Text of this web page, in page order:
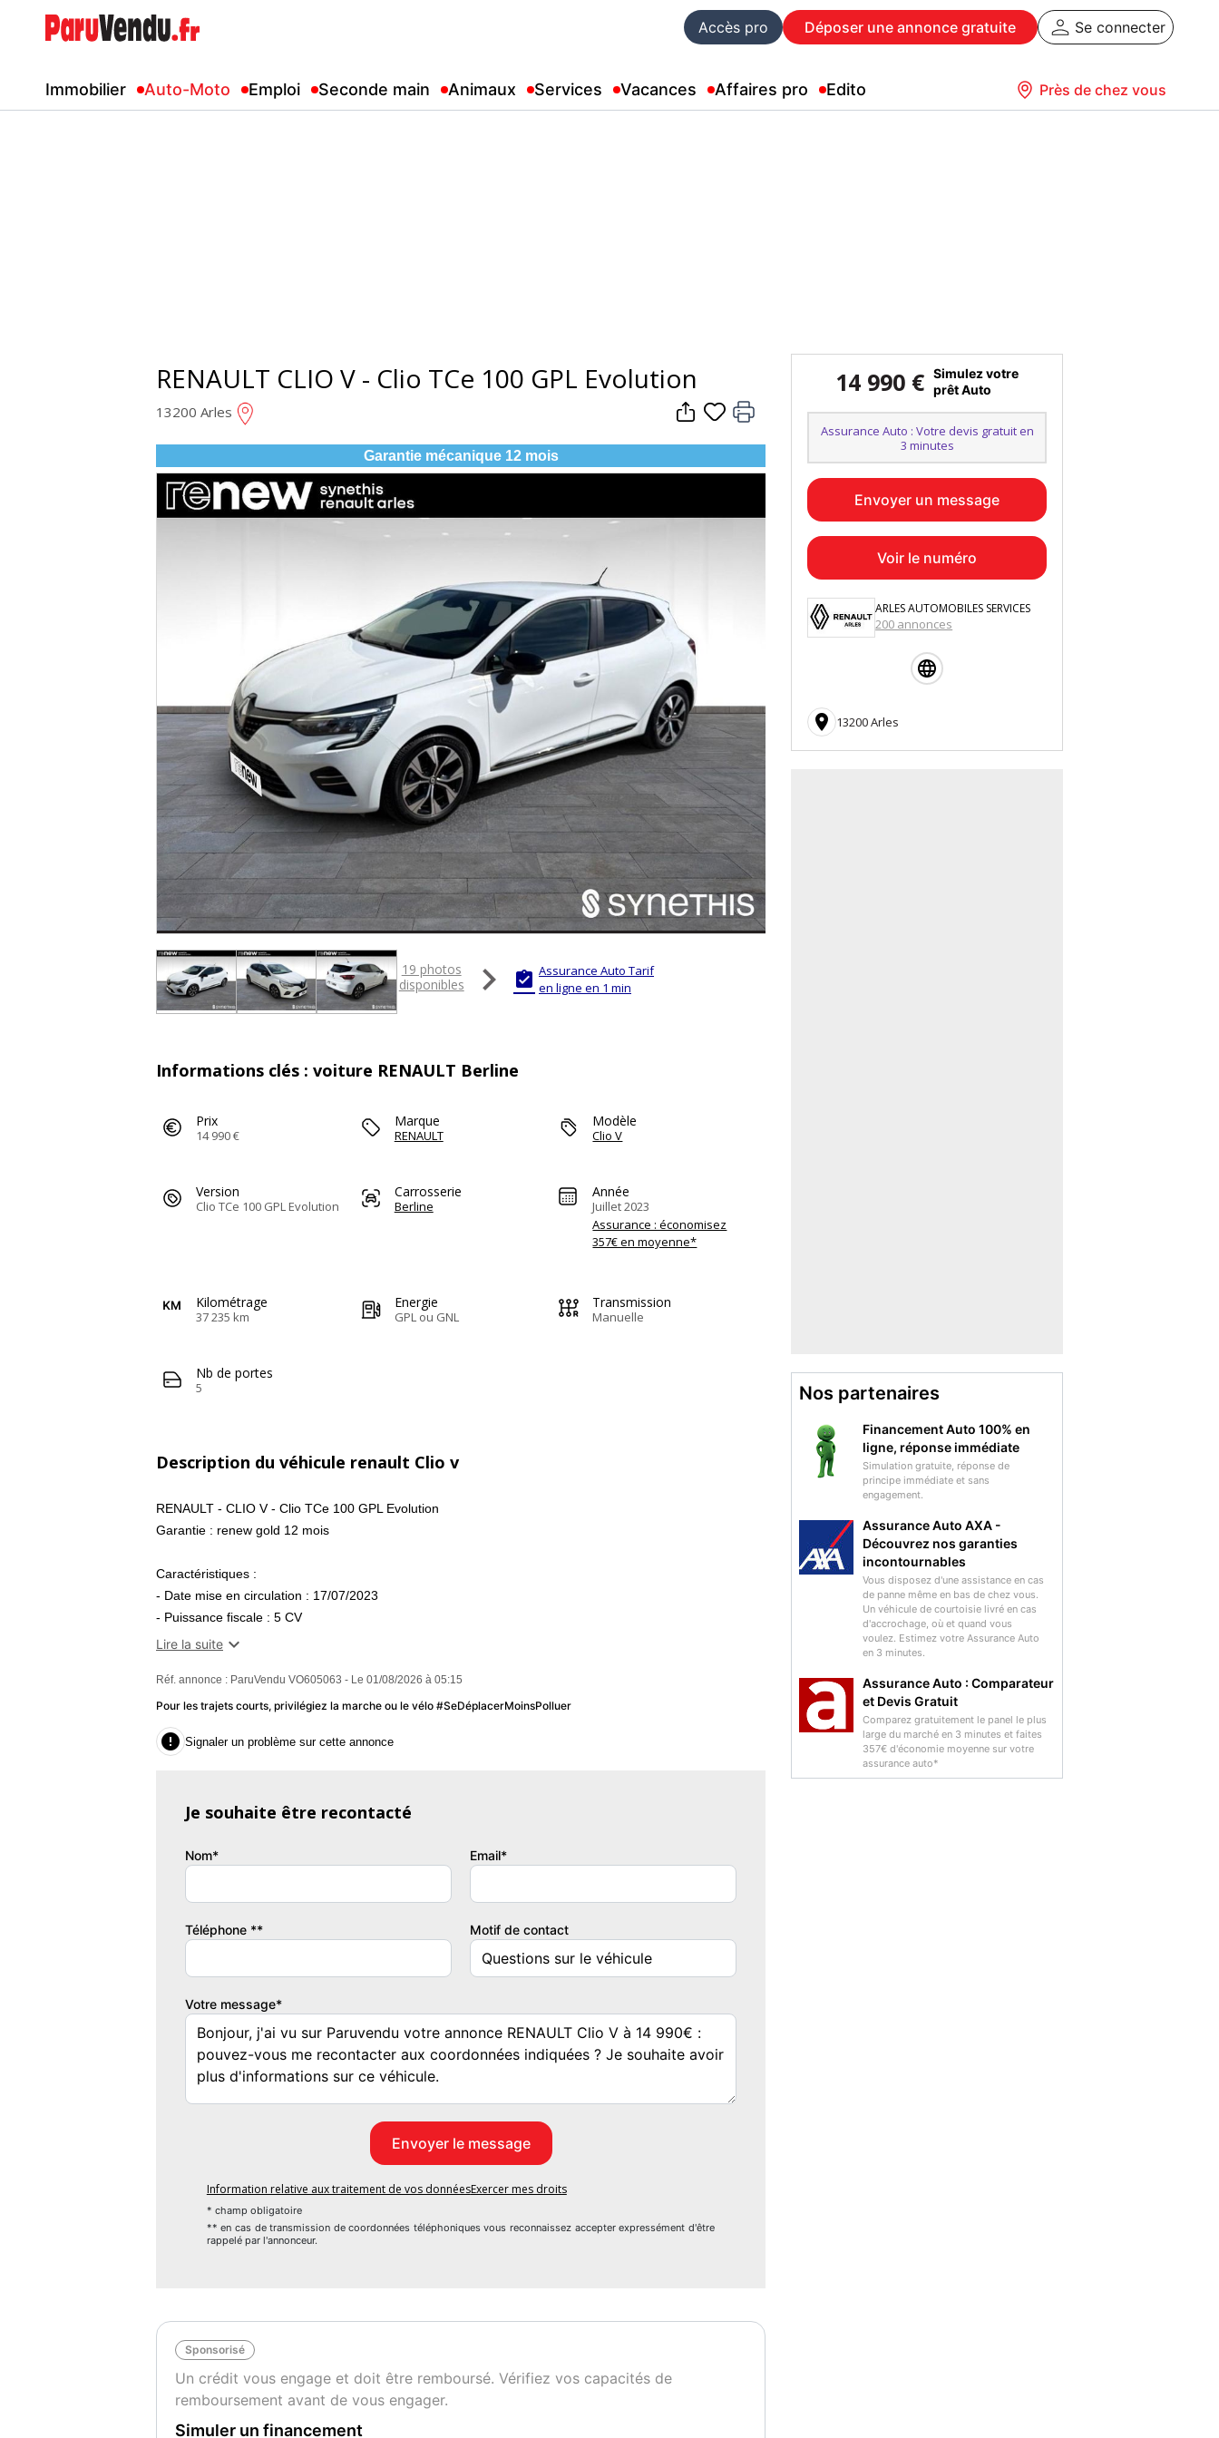
Accès pro Déposer une annonce gratuite Se connecter
Immobilier Auto-Moto Emploi Seconde main Animaux Services Vacances Affaires pro Edito Près de chez vous
RENAULT CLIO V - Clio TCe 100 GPL Evolution
13200 Arles
Garantie mécanique 12 mois
19 photos
disponibles
  Assurance Auto Tarif
en ligne en 1 min
Informations clés : voiture RENAULT Berline
Prix
14 990 €
Marque
RENAULT
Modèle
Clio V
Version
Clio TCe 100 GPL Evolution
Carrosserie
Berline
Année
Juillet 2023
Assurance : économisez
357€ en moyenne*
Kilométrage
37 235 km
Energie
GPL ou GNL
Transmission
Manuelle
Nb de portes
5
Description du véhicule renault Clio v
RENAULT - CLIO V - Clio TCe 100 GPL Evolution
Garantie : renew gold 12 mois
Caractéristiques :
- Date mise en circulation : 17/07/2023
- Puissance fiscale : 5 CV
- Carrosserie : Berline CV
- Energie : Essence ou gaz
- Type de boite : Manuelle
- Couleur extérieure : BLANC GLACIER
- Couleur intérieure : HARMO1
- Longueur : 4050 cm
- Hauteur : 1440 cm
- Empattement : 2583 cm
- Volume : 284 L
Liste des équipements :
- Aide au démarrage en côte
- Aide au parking AR
- Allumage automatique des essuie-glaces
- Appuie-têtes AR
- Assistance au freinage d'urgence (A.F.U.)
- Assistant maintien de voie
- Décor Extérieur Chrome
- Eclairage AV et AR Full LED Pure Vision
- Feux AR avec signature à LED
- Feux de stop à LED
- Filet de rangement
Lire la suite 
Réf. annonce : ParuVendu VO605063 - Le 01/08/2026 à 05:15
Pour les trajets courts, privilégiez la marche ou le vélo #SeDéplacerMoinsPolluer
 Signaler un problème sur cette annonce
Je souhaite être recontacté
Nom* Email*
Téléphone ** Motif de contact
Votre message*
Information relative aux traitement de vos donnéesExercer mes droits
* champ obligatoire
** en cas de transmission de coordonnées téléphoniques vous reconnaissez accepter expressément d'être
rappelé par l'annonceur.
Sponsorisé
Un crédit vous engage et doit être remboursé. Vérifiez vos capacités de
remboursement avant de vous engager.
Simuler un financement
14 990 € Simulez votre
prêt Auto
Assurance Auto : Votre devis gratuit en
3 minutes
Envoyer un message
Voir le numéro
ARLES AUTOMOBILES SERVICES
200 annonces
 13200 Arles
Nos partenaires
Financement Auto 100% en
ligne, réponse immédiate
Simulation gratuite, réponse de
principe immédiate et sans
engagement.
Assurance Auto AXA -
Découvrez nos garanties
incontournables
Vous disposez d'une assistance en cas
de panne même en bas de chez vous.
Un véhicule de courtoisie livré en cas
d'accrochage, où et quand vous
voulez. Estimez votre Assurance Auto
en 3 minutes.
Assurance Auto : Comparateur
et Devis Gratuit
Comparez gratuitement le panel le plus
large du marché en 3 minutes et faites
357€ d'économie moyenne sur votre
assurance auto*